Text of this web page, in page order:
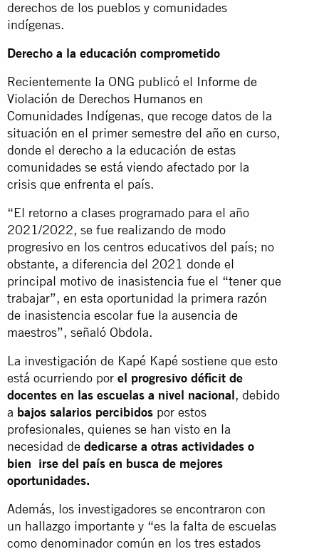
derechos de los pueblos y comunidades
indígenas.
Derecho a la educación comprometido
Recientemente la ONG publicó el Informe de
Violación de Derechos Humanos en
Comunidades Indígenas, que recoge datos de la
situación en el primer semestre del año en curso,
donde el derecho a la educación de estas
comunidades se está viendo afectado por la
crisis que enfrenta el país.
“El retorno a clases programado para el año
2021/2022, se fue realizando de modo
progresivo en los centros educativos del país; no
obstante, a diferencia del 2021 donde el
principal motivo de inasistencia fue el “tener que
trabajar”, en esta oportunidad la primera razón
de inasistencia escolar fue la ausencia de
maestros”, señaló Obdola.
La investigación de Kapé Kapé sostiene que esto
está ocurriendo por el progresivo déficit de
docentes en las escuelas a nivel nacional, debido
a bajos salarios percibidos por estos
profesionales, quienes se han visto en la
necesidad de dedicarse a otras actividades o
bien irse del país en busca de mejores
oportunidades.
Además, los investigadores se encontraron con
un hallazgo importante y “es la falta de escuelas
como denominador común en los tres estados